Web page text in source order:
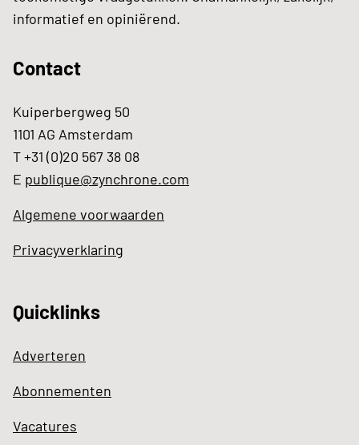
informatief en opiniërend.
Contact
Kuiperbergweg 50
1101 AG Amsterdam
T +31 (0)20 567 38 08
E publique@zynchrone.com
Algemene voorwaarden
Privacyverklaring
Quicklinks
Adverteren
Abonnementen
Vacatures